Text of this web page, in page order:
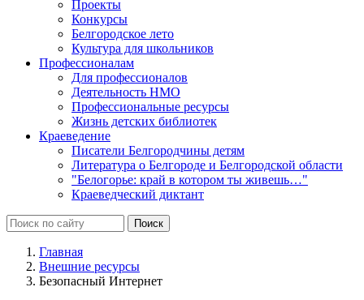
Проекты
Конкурсы
Белгородское лето
Культура для школьников
Профессионалам
Для профессионалов
Деятельность НМО
Профессиональные ресурсы
Жизнь детских библиотек
Краеведение
Писатели Белгородчины детям
Литература о Белгороде и Белгородской области
"Белогорье: край в котором ты живешь…"
Краеведческий диктант
Главная
Внешние ресурсы
Безопасный Интернет